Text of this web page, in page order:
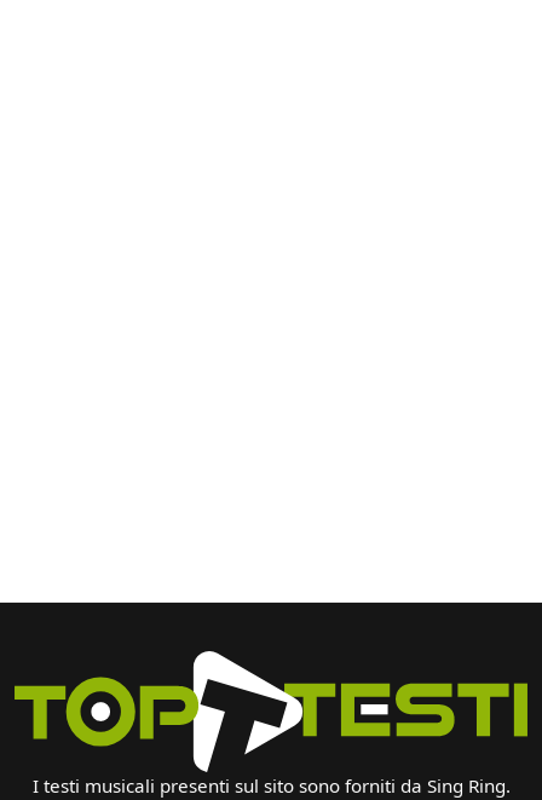
I testi musicali presenti sul sito sono forniti da Sing Ring.